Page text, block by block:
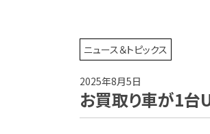
ニュース＆トピックス
2025年8月5日
お買取り車が1台